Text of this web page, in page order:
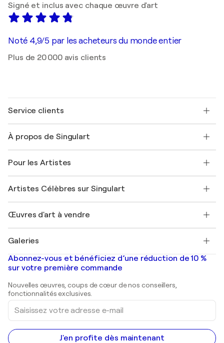
Signé et inclus avec chaque œuvre d'art
Noté 4,9/5 par les acheteurs du monde entier
Plus de 20 000 avis clients
Service clients
Expédition
Offrir une carte cadeau
Rejoignez notre programme commercial
Mon compte
+33 1 76 44 06 42
À propos de Singulart
FAQ
Magazine Singulart
Emplois
Découvrez une sélection d'art original
Pour les Artistes
Se connecter en tant qu'Artiste
Artistes Célèbres sur Singulart
Marc Chagall
Banksy
Mr. Brainwash
Shepard Fairey
Œuvres d'art à vendre
Tableaux abstraits à vendre
Peintures de paysage
Estampes
Peintures acryliques
Galeries
Galeries d'art en France
Galeries d'art en Belgique
Abonnez-vous et bénéficiez d’une réduction de 10 %
sur votre première commande
Nouvelles œuvres, coups de cœur de nos conseillers,
fonctionnalités exclusives.
Saisissez
votre
adresse
e-
mail
J'en profite dès maintenant